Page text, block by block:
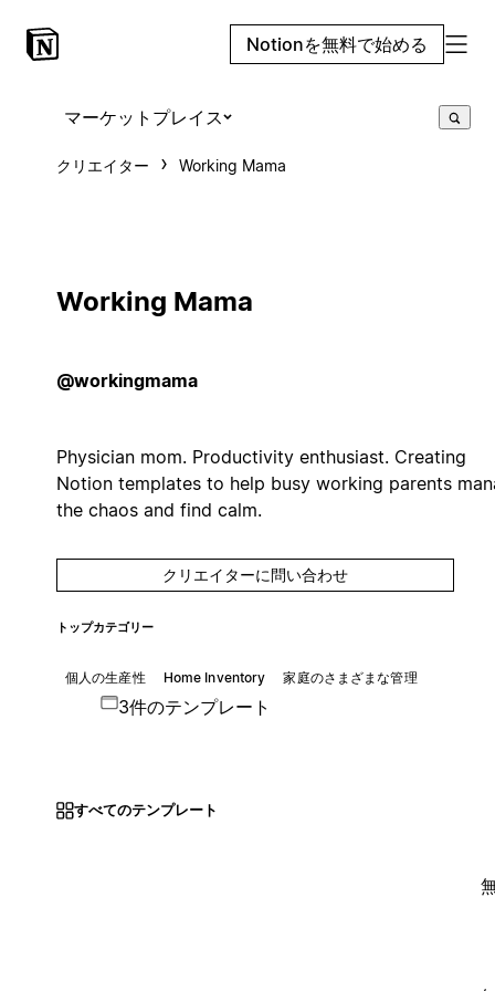
Notionを無料で始める
マーケットプレイス
クリエイター Working Mama
Working Mama
@workingmama
Physician mom. Productivity enthusiast. Creating
Notion templates to help busy working parents
the chaos and find calm.
クリエイターに問い合わせ
トップカテゴリー
個人の生産性 Home Inventory 家庭のさまざまな管理
3件のテンプレート
すべてのテンプレート